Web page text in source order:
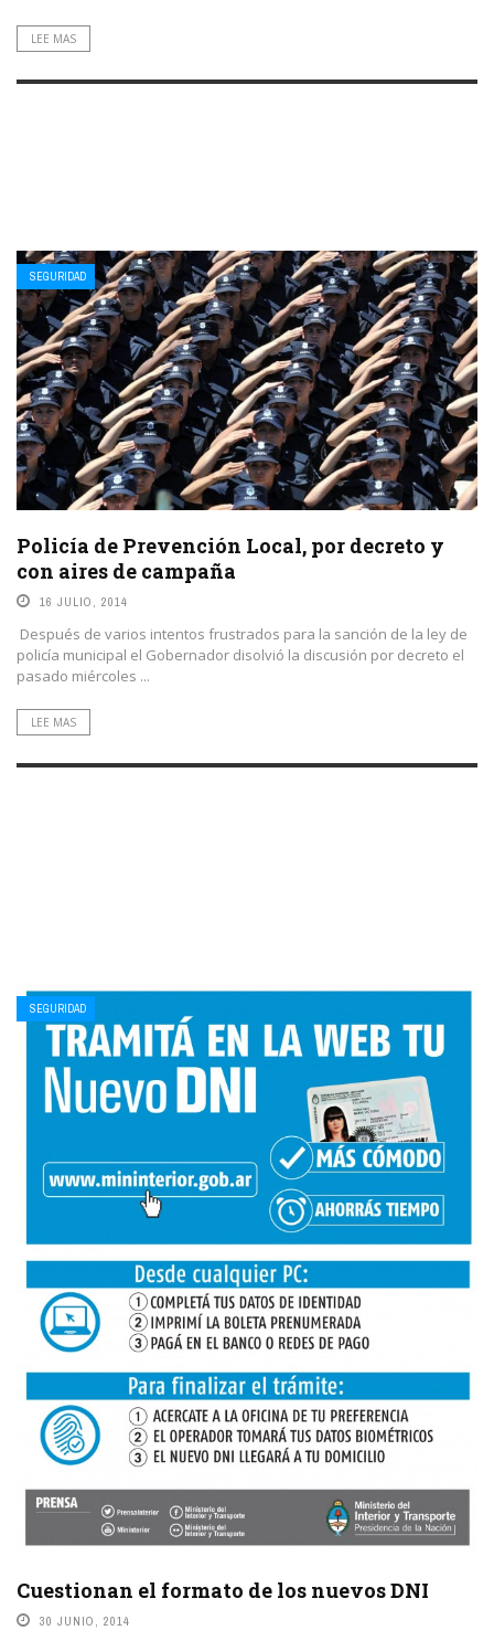
LEE MAS
SEGURIDAD
Policía de Prevención Local, por decreto y
con aires de campaña
16 JULIO, 2014
Después de varios intentos frustrados para la sanción de la ley de
policía municipal el Gobernador disolvió la discusión por decreto el
pasado miércoles ...
LEE MAS
SEGURIDAD
Cuestionan el formato de los nuevos DNI
30 JUNIO, 2014